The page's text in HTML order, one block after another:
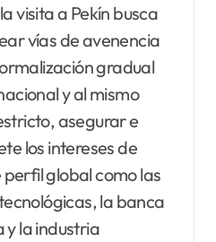
visita a Pekín busca
vías de avenencia
gradual
y al mismo
asegurar e
los intereses de
global como las
la banca
y la industria